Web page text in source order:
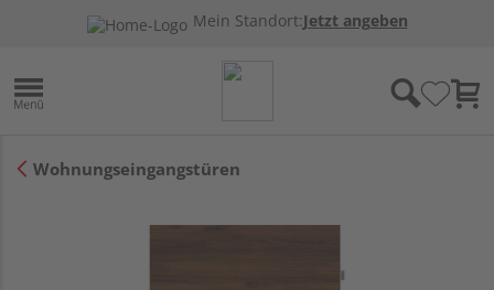
Mein Standort:Jetzt angeben
Wohnungseingangstüren